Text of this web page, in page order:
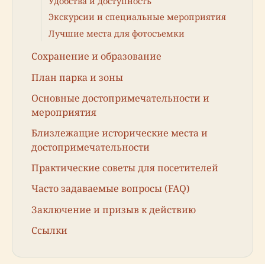
Экскурсии и специальные мероприятия
Лучшие места для фотосъемки
Сохранение и образование
План парка и зоны
Основные достопримечательности и
мероприятия
Близлежащие исторические места и
достопримечательности
Практические советы для посетителей
Часто задаваемые вопросы (FAQ)
Заключение и призыв к действию
Ссылки